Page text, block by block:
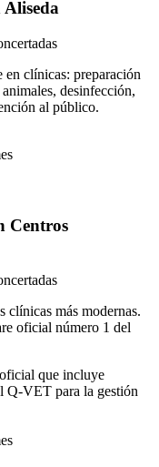
Aliseda
en clínicas: preparación
desinfección,
al público.
Centros
clínicas más modernas.
oficial número 1 del
que incluye
Q-VET para la gestión